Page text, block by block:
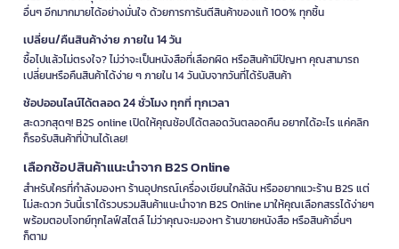
อื่นๆ อีกมากมายได้อย่างมั่นใจ ด้วยการการันตีสินค้าของแท้ 100% ทุกชิ้น
เปลี่ยน/คืนสินค้าง่าย ภายใน 14 วัน
ซื้อไปแล้วไม่ตรงใจ? ไม่ว่าจะเป็นหนังสือที่เลือกผิด หรือสินค้ามีปัญหา คุณสามารถ
เปลี่ยนหรือคืนสินค้าได้ง่าย ๆ ภายใน 14 วันนับจากวันที่ได้รับสินค้า
ช้อปออนไลน์ได้ตลอด 24 ชั่วโมง ทุกที่ ทุกเวลา
สะดวกสุดๆ! B2S online เปิดให้คุณช้อปได้ตลอดวันตลอดคืน อยากได้อะไร แค่คลิก
ก็รอรับสินค้าที่บ้านได้เลย!
เลือกช้อปสินค้าแนะนำจาก B2S Online
สำหรับใครที่กำลังมองหา ร้านอุปกรณ์เครื่องเขียนใกล้ฉัน หรืออยากแวะร้าน B2S แต่
ไม่สะดวก วันนี้เราได้รวบรวมสินค้าแนะนำจาก B2S Online มาให้คุณเลือกสรรได้ง่ายๆ
พร้อมตอบโจทย์ทุกไลฟ์สไตล์ ไม่ว่าคุณจะมองหา ร้านขายหนังสือ หรือสินค้าอื่นๆ
ก็ตาม